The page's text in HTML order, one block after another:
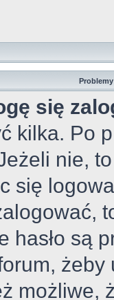
się
kilka. Po
nie,
się
hasło są
żeby
możliwe,